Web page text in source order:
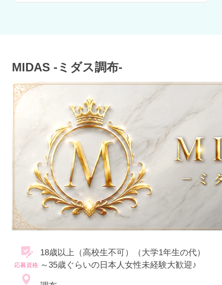
MIDAS -ミダス調布-
応募資格
18歳以上（高校生不可）（大学1年生の代）
～35歳ぐらいの日本人女性未経験大歓迎♪